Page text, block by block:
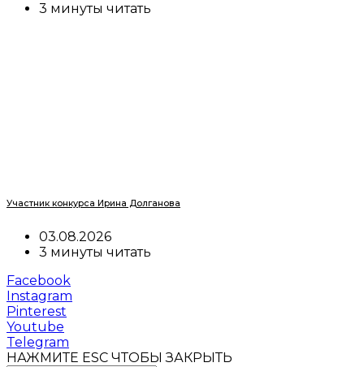
3 минуты читать
Участник конкурса Ирина Долганова
03.08.2026
3 минуты читать
Facebook
Instagram
Pinterest
Youtube
Telegram
НАЖМИТЕ ESC ЧТОБЫ ЗАКРЫТЬ